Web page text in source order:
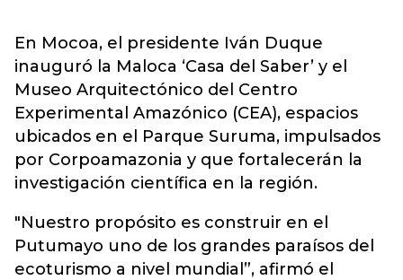
En Mocoa, el presidente Iván Duque
inauguró la Maloca ‘Casa del Saber’ y el
Museo Arquitectónico del Centro
Experimental Amazónico (CEA), espacios
ubicados en el Parque Suruma, impulsados
por Corpoamazonia y que fortalecerán la
investigación científica en la región.
"Nuestro propósito es construir en el
Putumayo uno de los grandes paraísos del
ecoturismo a nivel mundial”, afirmó el